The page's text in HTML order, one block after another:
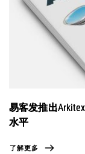
易客发推出
水平
了解更多